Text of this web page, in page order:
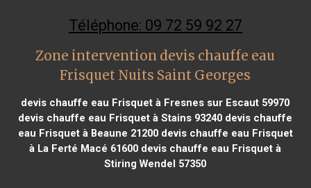
Téléphone: 09 72 59 92 27
Zone intervention devis chauffe eau
Frisquet Nuits Saint Georges
devis chauffe eau Frisquet à Fresnes sur Escaut 59970
devis chauffe eau Frisquet à Stains 93240 devis chauffe
eau Frisquet à Beaune 21200devis chauffe eau Frisquet
à La Ferté Macé 61600 devis chauffe eau Frisquet à
Stiring Wendel 57350